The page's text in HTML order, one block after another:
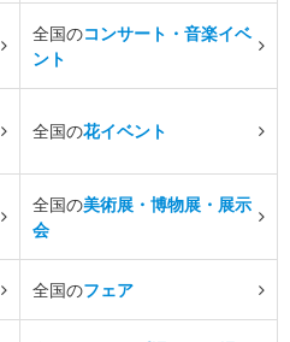
全国のコンサート・音楽イベ
ント
全国の花イベント
全国の美術展・博物展・展示
会
全国のフェア